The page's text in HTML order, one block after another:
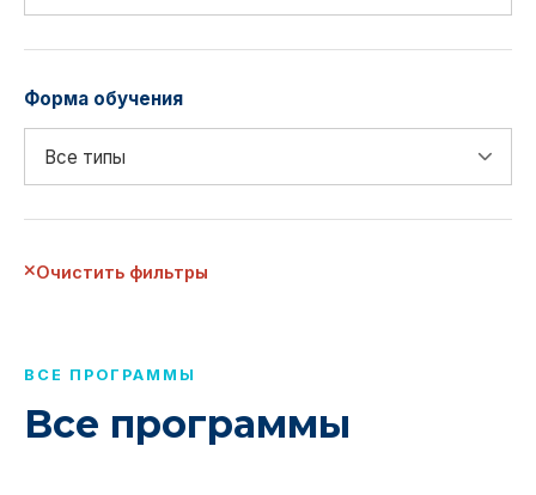
Форма обучения
Очистить фильтры
ВСЕ ПРОГРАММЫ
Все программы